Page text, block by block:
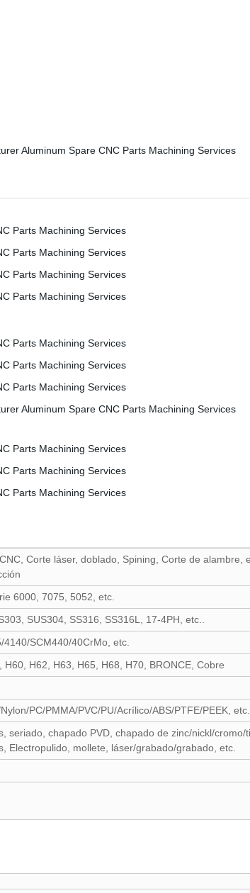
Corte láser, doblado, Spining, Corte de
6000, 7075, 5052, etc.
SUS304, SS316, SS316L, 17-4PH, etc..
SCM440/40CrMo, etc.
H60, H62, H63, H65, H68, H70, BRONCE, Cobre
PC/PMMA/PVC/PU/Acrílico/ABS/PTFE/PEEK, etc.
seriado, chapado PVD, chapado de zinc/nickl/
Electropulido, mollete, láser/grabado/grabado, etc.